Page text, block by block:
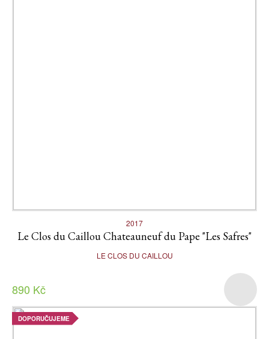
2017
Le Clos du Caillou Chateauneuf du Pape "Les Safres"
LE CLOS DU CAILLOU
890 Kč
DOPORUČUJEME